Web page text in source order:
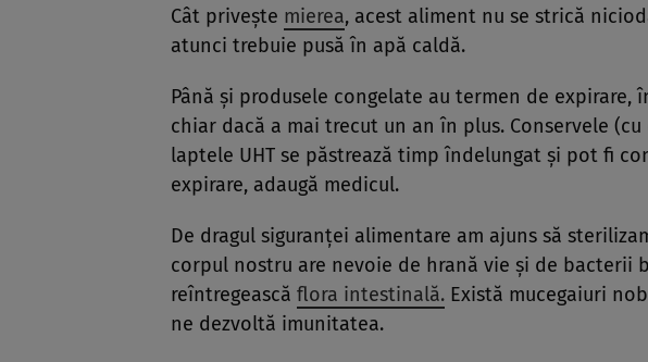
Cât privește mierea, acest aliment nu se strică
atunci trebuie pusă în apă caldă.
Până și produsele congelate au termen de
chiar dacă a mai trecut un an în plus. Conservele
laptele UHT se păstrează timp îndelungat și pot fi
expirare, adaugă medicul.
De dragul siguranței alimentare am ajuns să
corpul nostru are nevoie de hrană vie și de bacterii
reîntregească flora intestinală. Există mucegaiuri
ne dezvoltă imunitatea.